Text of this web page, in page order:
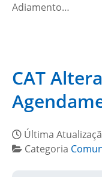
Adiamento…
CAT
Última
Categoria